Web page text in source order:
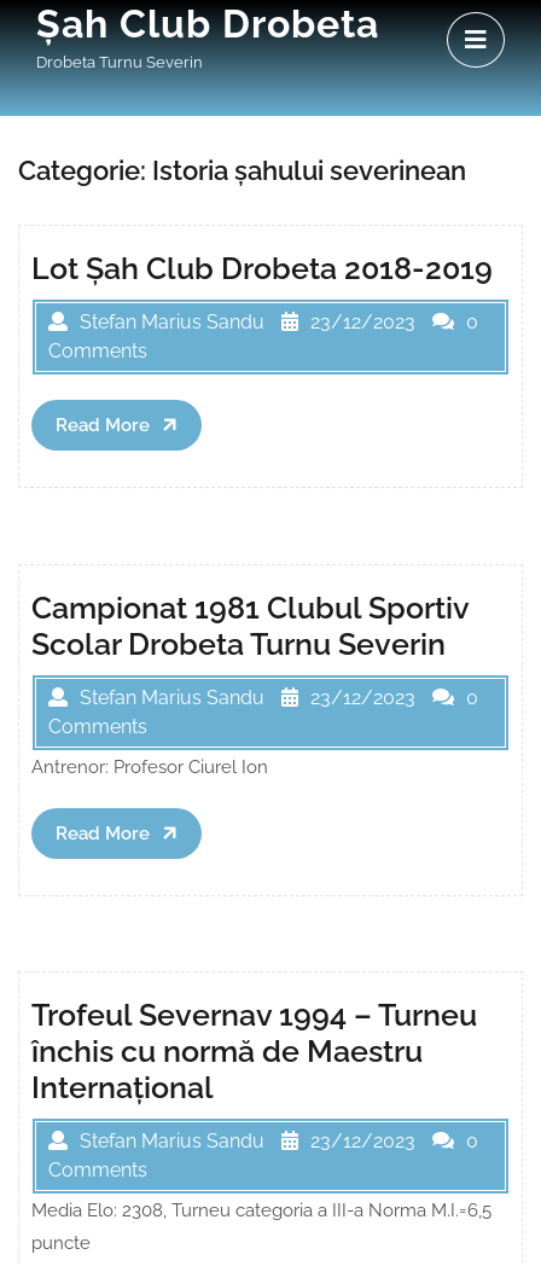
Skip
to
content
Șah Club Drobeta
Drobeta Turnu Severin
Categorie: Istoria șahului severinean
Lot Șah Club Drobeta 2018-2019
Stefan Marius Sandu 23/12/2023
0
Comments
Read More
Read
More
Campionat 1981 Clubul Sportiv
Scolar Drobeta Turnu Severin
Stefan Marius Sandu 23/12/2023
0
Comments
Antrenor: Profesor Ciurel Ion
Read More
Read
More
Trofeul Severnav 1994 – Turneu
închis cu normă de Maestru
Internațional
Stefan Marius Sandu 23/12/2023
0
Comments
Media Elo: 2308, Turneu categoria a III-a Norma M.I.=6,5
puncte